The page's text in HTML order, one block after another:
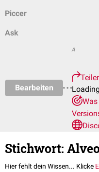
Piccer
Ask
Bearbeiten
A
Stichwort:
Hier fehlt dein Wissen... Klicke